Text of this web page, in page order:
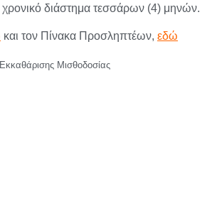
χρονικό διάστημα τεσσάρων (4) μηνών.
και τον Πίνακα Προσληπτέων, εδώ
Μισθοδοσίας